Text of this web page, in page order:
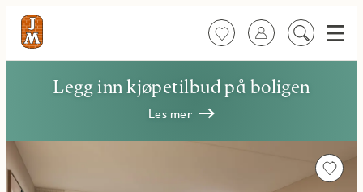
FavoritterLogg inn
Søk
Meny
Legg inn kjøpetilbud på boligen
Les mer